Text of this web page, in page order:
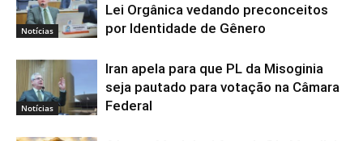
Notícias
Lei Orgânica vedando preconceitos
por Identidade de Gênero
Notícias
Iran apela para que PL da Misoginia
seja pautado para votação na Câmara
Federal